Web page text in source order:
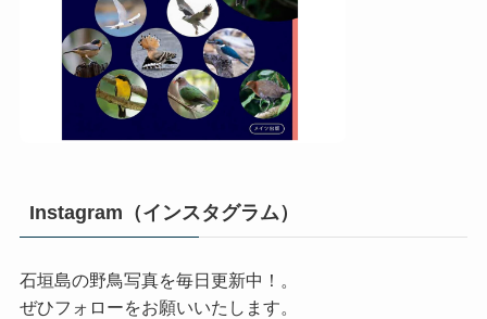
Instagram（インスタグラム）
石垣島の野鳥写真を毎日更新中！。
ぜひフォローをお願いいたします。